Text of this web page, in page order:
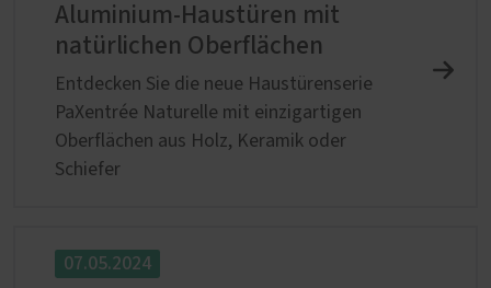
Aluminium-Haustüren mit
natürlichen Oberflächen
Entdecken Sie die neue Haustürenserie
PaXentrée Naturelle mit einzigartigen
Oberflächen aus Holz, Keramik oder
Schiefer
07.05.2024